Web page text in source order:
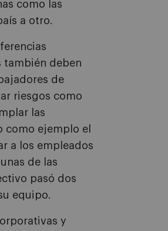
como las
a otro.
también deben
de
riesgos como
las
como ejemplo el
a los empleados
de las
pasó dos
equipo.
y